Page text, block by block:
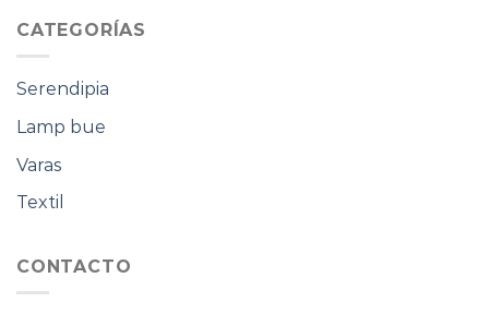
CATEGORÍAS
Serendipia
Lamp bue
Varas
Textil
CONTACTO